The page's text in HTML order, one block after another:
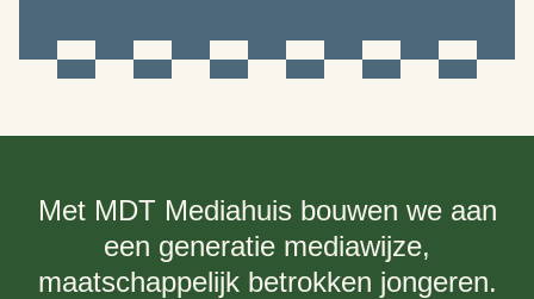
Met MDT Mediahuis bouwen we aan
een generatie mediawijze,
maatschappelijk betrokken jongeren.